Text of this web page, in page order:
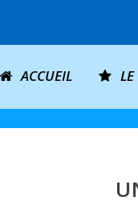
ACCUEIL LE